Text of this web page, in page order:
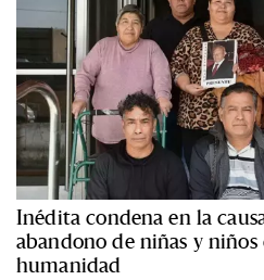
Inédita condena en la
abandono de niñas y niños
humanidad